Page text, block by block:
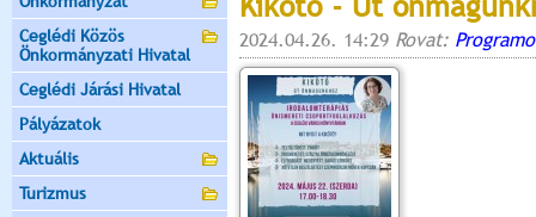
Ceglédi Közös
Önkormányzati Hivatal
Ceglédi Járási Hivatal
Pályázatok
Aktuális
Turizmus
2024.04.26. 14:29 Rovat: